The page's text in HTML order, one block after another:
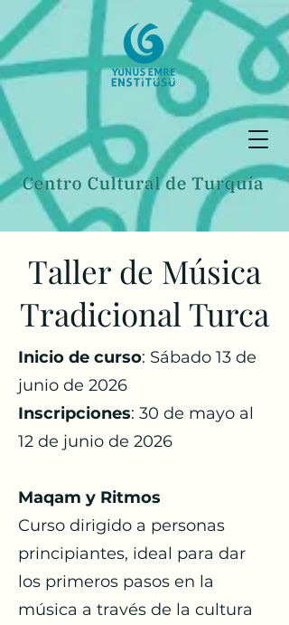
Taller de Música
Tradicional Turca
​Inicio de curso: Sábado 13 de
junio de 2026​
Inscripciones: 30 de mayo al
12 de junio de 2026
Maqam y Ritmos
Curso dirigido a personas
principiantes, ideal para dar
los primeros pasos en la
música a través de la cultura